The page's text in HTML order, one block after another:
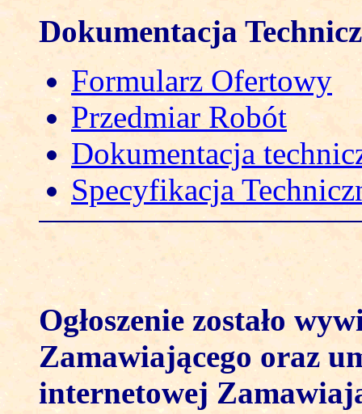
Dokumentacja
Formularz Ofertowy
Przedmiar Robót
Dokumentacja
Specyfikacja
Ogłoszenie zostało
Zamawiającego oraz
internetowej